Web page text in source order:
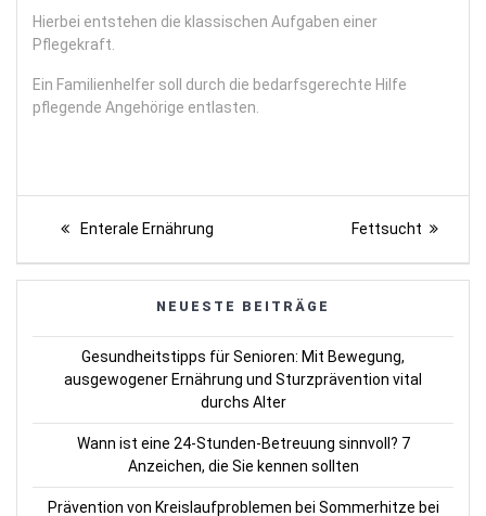
Hierbei entstehen die klassischen Aufgaben einer
Pflegekraft.
Ein Familienhelfer soll durch die bedarfsgerechte Hilfe
pflegende Angehörige entlasten.
Beitragsnavigation
Previous
Enterale Ernährung
Next
Fettsucht
NEUESTE BEITRÄGE
Gesundheitstipps für Senioren: Mit Bewegung,
ausgewogener Ernährung und Sturzprävention vital
durchs Alter
Wann ist eine 24-Stunden-Betreuung sinnvoll? 7
Anzeichen, die Sie kennen sollten
Prävention von Kreislaufproblemen bei Sommerhitze bei